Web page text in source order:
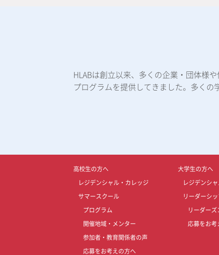
HLABは創立以来、多くの企業・団体様
プログラムを提供してきました。多く
高校生の方へ
レジデンシャル・カレッジ
サマースクール
プログラム
開催地域・メンター
参加者・教育関係者の声
応募をお考えの方へ
大学生の方へ
レジデンシ
リーダーシ
リーダーズ
応募をお考